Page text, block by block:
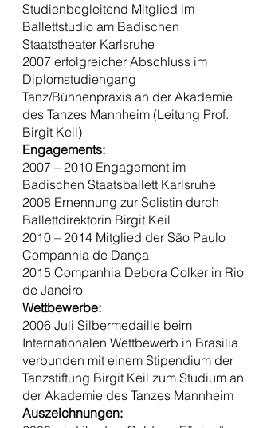
Studienbegleitend Mitglied im
Ballettstudio am Badischen
Staatstheater Karlsruhe
2007 erfolgreicher Abschluss im
Diplomstudiengang
Tanz/Bühnenpraxis an der Akademie
des Tanzes Mannheim (Leitung Prof.
Birgit Keil)
Engagements:
2007 – 2010 Engagement im
Badischen Staatsballett Karlsruhe
2008 Ernennung zur Solistin durch
Ballettdirektorin Birgit Keil
2010 – 2014 Mitglied der São Paulo
Companhia de Dança
2015 Companhia Debora Colker in Rio
de Janeiro
Wettbewerbe:
2006 Juli Silbermedaille beim
Internationalen Wettbewerb in Brasilia
verbunden mit einem Stipendium der
Tanzstiftung Birgit Keil zum Studium an
der Akademie des Tanzes Mannheim
Auszeichnungen: